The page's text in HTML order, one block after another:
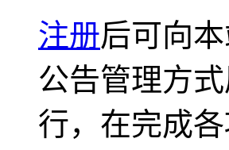
注册后可向
公告管理方
行，在完成